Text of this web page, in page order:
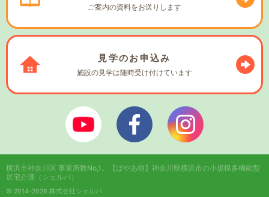
ご案内の資料をお送りします
見学のお申込み
施設の見学は随時受け付けています
ぼやあ樹Youtube シェルパフェイスブック
© 2014-2026 株式会社シェルパ
横浜市神奈川区 事業所数No,1。
【ぼやあ樹】神奈川県横浜市の小規模多機能型
居宅介護（シェルパ）